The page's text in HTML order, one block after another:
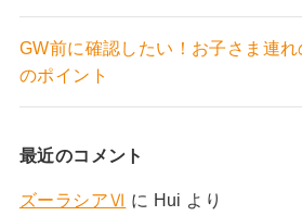
GW前に確認したい！お子さま連
のポイント
最近のコメント
ズーラシアⅥ に Hui より